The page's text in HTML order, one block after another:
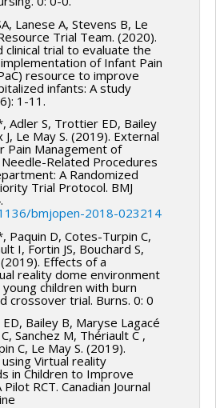
meilleurs soins et services aux
de réduire l'utilisation de
et les coûts de santé. Les
au projet pourront
de santé en s'appuyant sur
influencer les décisions prises
de soins tout en contribuant
de décisions par les
les patients et leurs
pratiques cliniques
professionnels de la santé et
relativement aux
reliées à la gestion de la
le secteur de la chirurgie
aux enfants concernés une
douleur.
Lanese A, Stevens B, Le
Trial Team. (2020).
clinical trial to evaluate the
of Infant Pain
resource to improve
infants: A study
1-11.
Adler S, Trottier ED, Bailey
Le May S. (2019). External
Pain Management of
Related Procedures
A Randomized
Trial Protocol. BMJ
bmjopen-2018-023214
Paquin D, Cotes-Turpin C,
I, Fortin JS, Bouchard S,
Effects of a
reality dome environment
children with burn
crossover trial. Burns. 0: 0
Bailey B, Maryse Lagacé
Sanchez M, Thériault C ,
C, Le May S. (2019).
Virtual reality
in Children to Improve
RCT. Canadian Journal